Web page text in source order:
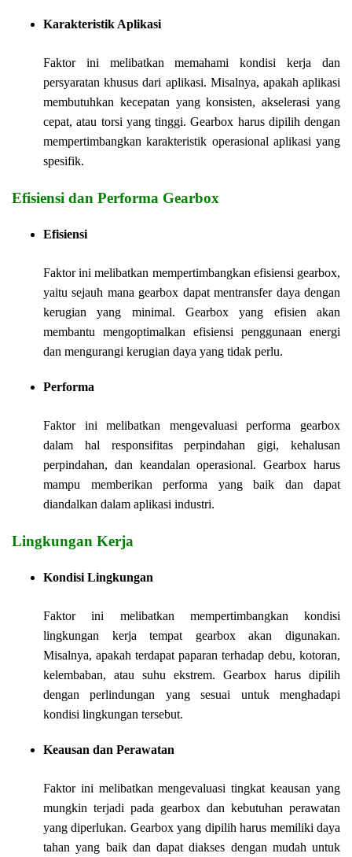
Karakteristik Aplikasi
Faktor ini melibatkan memahami kondisi kerja dan
persyaratan khusus dari aplikasi. Misalnya, apakah aplikasi
membutuhkan kecepatan yang konsisten, akselerasi yang
cepat, atau torsi yang tinggi. Gearbox harus dipilih dengan
mempertimbangkan karakteristik operasional aplikasi yang
spesifik.
Efisiensi dan Performa Gearbox
Efisiensi
Faktor ini melibatkan mempertimbangkan efisiensi gearbox,
yaitu sejauh mana gearbox dapat mentransfer daya dengan
kerugian yang minimal. Gearbox yang efisien akan
membantu mengoptimalkan efisiensi penggunaan energi
dan mengurangi kerugian daya yang tidak perlu.
Performa
Faktor ini melibatkan mengevaluasi performa gearbox
dalam hal responsifitas perpindahan gigi, kehalusan
perpindahan, dan keandalan operasional. Gearbox harus
mampu memberikan performa yang baik dan dapat
diandalkan dalam aplikasi industri.
Lingkungan Kerja
Kondisi Lingkungan
Faktor ini melibatkan mempertimbangkan kondisi
lingkungan kerja tempat gearbox akan digunakan.
Misalnya, apakah terdapat paparan terhadap debu, kotoran,
kelembaban, atau suhu ekstrem. Gearbox harus dipilih
dengan perlindungan yang sesuai untuk menghadapi
kondisi lingkungan tersebut.
Keausan dan Perawatan
Faktor ini melibatkan mengevaluasi tingkat keausan yang
mungkin terjadi pada gearbox dan kebutuhan perawatan
yang diperlukan. Gearbox yang dipilih harus memiliki daya
tahan yang baik dan dapat diakses dengan mudah untuk